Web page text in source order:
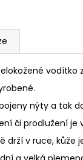
nýty a tak
či prodlužení je
drží v ruce, kůže